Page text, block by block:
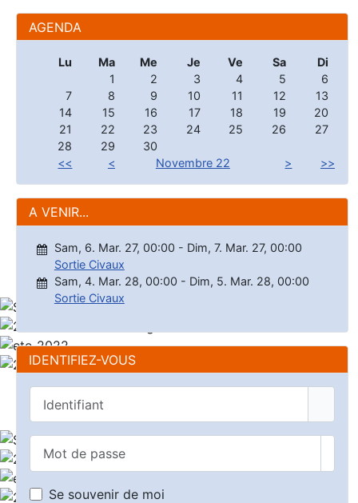
AGENDA
Lu Ma Me Je Ve Sa
Di
1
2 3 4 5
6
7
8 9 10 11 12
13
14
15 16 17 18 19
20
21
22 23 24 25 26
27
28
29
30
<<
< Novembre 22 > >>
A VENIR...
Sam, 6. Mar. 27, 00:00 - Dim, 7. Mar. 27, 00:00
Sortie Civaux
Sam, 4. Mar. 28, 00:00 - Dim, 5. Mar. 28, 00:00
Sortie Civaux
IDENTIFIEZ-VOUS
Se souvenir de moi